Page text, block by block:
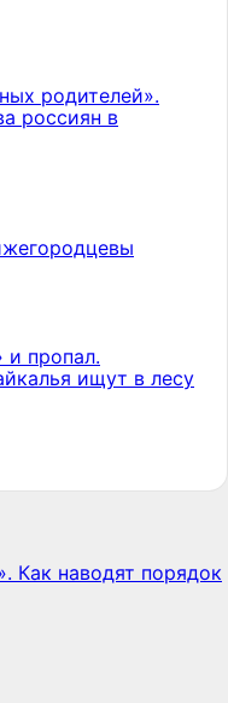
родителей».
россиян в
и пропал.
ищут в лесу
Как наводят порядок